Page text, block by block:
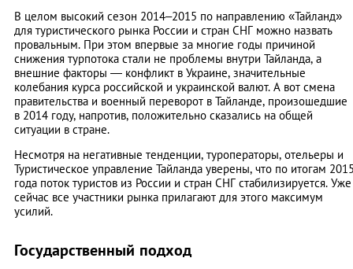
В целом высокий сезон 2014–2015 по направлению «Тайланд»
для туристического рынка России и стран СНГ можно назвать
провальным. При этом впервые за многие годы причиной
снижения турпотока стали не проблемы внутри Тайланда, а
внешние факторы — конфликт в Украине, значительные
колебания курса российской и украинской валют. А вот смена
правительства и военный переворот в Тайланде, произошедшие
в 2014 году, напротив, положительно сказались на общей
ситуации в стране.
Несмотря на негативные тенденции, туроператоры, отельеры и
Туристическое управление Тайланда уверены, что по итогам
года поток туристов из России и стран СНГ cтабилизируется. Уже
сейчас все участники рынка прилагают для этого максимум
усилий.
Государственный подход